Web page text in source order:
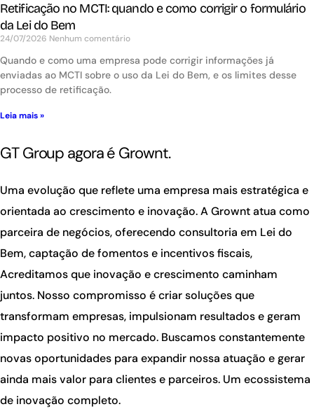
Retificação no MCTI: quando e como corrigir o formulário
da Lei do Bem
24/07/2026 Nenhum comentário
Quando e como uma empresa pode corrigir informações já
enviadas ao MCTI sobre o uso da Lei do Bem, e os limites desse
processo de retificação.
Leia mais »
GT Group agora é Grownt.
Uma evolução que reflete uma empresa mais estratégica e
orientada ao crescimento e inovação. A Grownt atua como
parceira de negócios, oferecendo consultoria em Lei do
Bem, captação de fomentos e incentivos fiscais,
Acreditamos que inovação e crescimento caminham
juntos. Nosso compromisso é criar soluções que
transformam empresas, impulsionam resultados e geram
impacto positivo no mercado. Buscamos constantemente
novas oportunidades para expandir nossa atuação e gerar
ainda mais valor para clientes e parceiros. Um ecossistema
de inovação completo.